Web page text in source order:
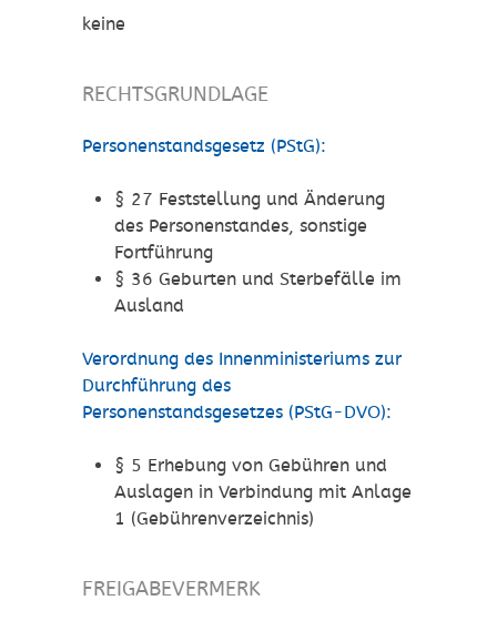
keine
RECHTSGRUNDLAGE
Personenstandsgesetz (PStG):
§ 27 Feststellung und Änderung
des Personenstandes, sonstige
Fortführung
§ 36 Geburten und Sterbefälle im
Ausland
Verordnung des Innenministeriums zur
Durchführung des
Personenstandsgesetzes (PStG-DVO):
§ 5 Erhebung von Gebühren und
Auslagen in Verbindung mit Anlage
1 (Gebührenverzeichnis)
FREIGABEVERMERK